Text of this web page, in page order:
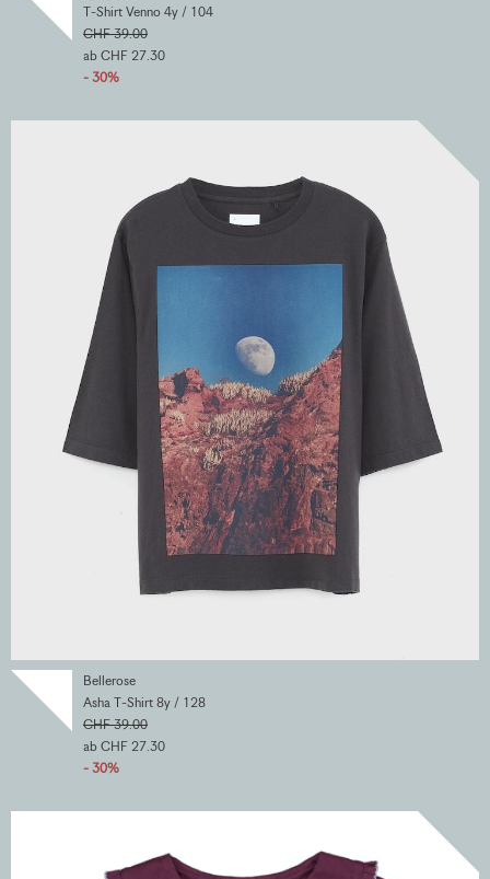
T-Shirt Venno 4y / 104
CHF 39.00
ab CHF 27.30
- 30%
Bellerose
Asha T-Shirt 8y / 128
CHF 39.00
ab CHF 27.30
- 30%